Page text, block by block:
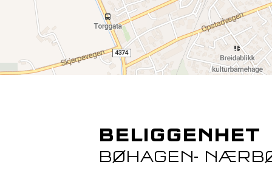
BELIGGENHET
BØHAGEN-